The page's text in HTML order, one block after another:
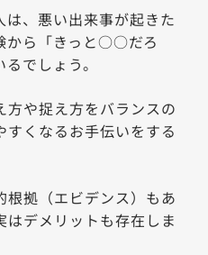
、悪い出来事が起きた
から「きっと○○だろ
でしょう。
や捉え方をバランスの
くなるお手伝いをする
根拠（エビデンス）もあ
デメリットも存在しま